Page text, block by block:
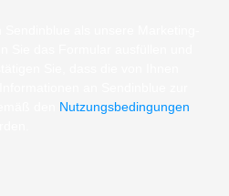
Nutzungsbedingungen